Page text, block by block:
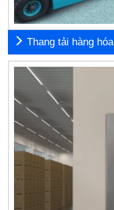
Thang tải hàng hóa